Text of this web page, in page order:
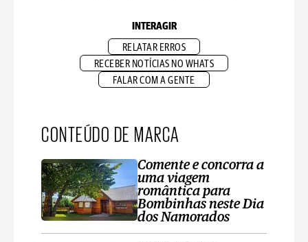
INTERAGIR
RELATAR ERROS
RECEBER NOTÍCIAS NO WHATS
FALAR COM A GENTE
CONTEÚDO DE MARCA
Comente e concorra a
uma viagem
romântica para
Bombinhas neste Dia
dos Namorados